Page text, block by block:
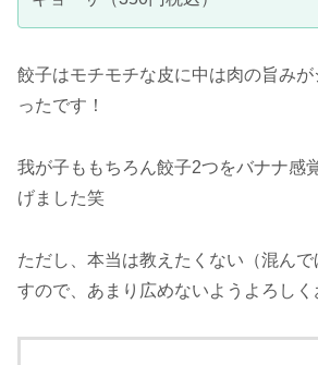
餃子はモチモチな皮に中は肉の旨み
ったです！
我が子ももちろん餃子2つをバナナ感
げました笑
ただし、本当は教えたくない（混ん
すので、あまり広めないようよろし